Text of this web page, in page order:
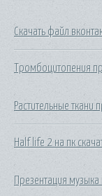
Скачать файл
Тромбоцитопения
Растительные ткани
Half life 2 на пк
Презентация